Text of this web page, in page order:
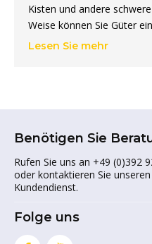
Kisten und andere
Weise können Sie Güter
heben zu müssen. Die
Verschiedene
Möbelrollern
Die Transportroller in
Lenkrollen ausgestattet.
Lesen Sie mehr
Benötigen Sie
Rufen Sie uns an +49 (0)392
oder kontaktieren Sie unseren
Kundendienst.
Folge uns